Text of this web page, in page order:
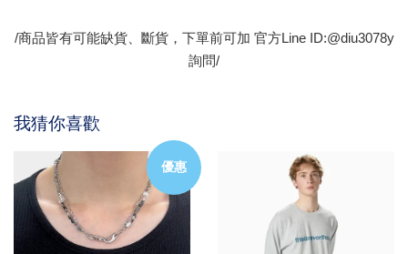
/商品皆有可能缺貨、斷貨，下單前可加 官方Line ID:@diu3078y
詢問/
我猜你喜歡
優惠